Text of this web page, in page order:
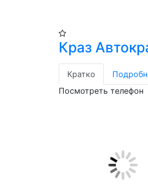
Краз
Кратко
Посмотреть телефон